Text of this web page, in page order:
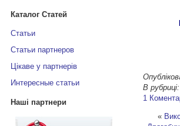
Каталог Статей
Статьи
Статьи партнеров
Цікаве у партнерів
Интересные статьи
Наші партнери
В рубриці:
1
«